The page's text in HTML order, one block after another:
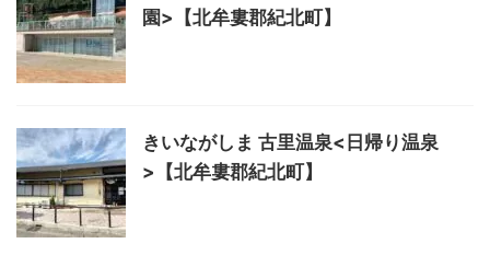
園>【北牟婁郡紀北町】
きいながしま 古里温泉<日帰り温泉
>【北牟婁郡紀北町】